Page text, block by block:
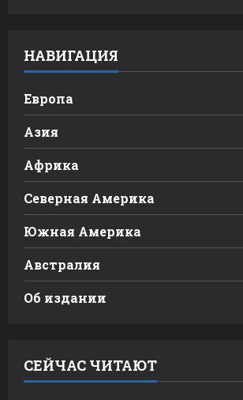
НАВИГАЦИЯ
Европа
Азия
Африка
Северная Америка
Южная Америка
Австралия
Об издании
СЕЙЧАС ЧИТАЮТ